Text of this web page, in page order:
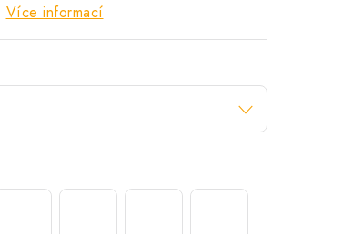
Více informací